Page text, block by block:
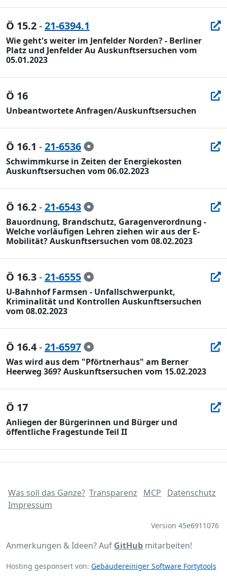
Ö 15.2-21-6394.1
Wie geht's weiter im Jenfelder Norden? - Berliner
Platz und Jenfelder Au Auskunftsersuchen vom
05.01.2023
Ö 16
Unbeantwortete Anfragen/Auskunftsersuchen
Ö 16.1 -21-6536
Schwimmkurse in Zeiten der Energiekosten
Auskunftsersuchen vom 06.02.2023
Ö 16.2-21-6543
Bauordnung, Brandschutz, Garagenverordnung -
Welche vorläufigen Lehren ziehen wir aus der E-
Mobilität? Auskunftsersuchen vom 08.02.2023
Ö 16.3-21-6555
U-Bahnhof Farmsen - Unfallschwerpunkt,
Kriminalität und Kontrollen Auskunftsersuchen
vom 08.02.2023
Ö 16.4-21-6597
Was wird aus dem "Pförtnerhaus" am Berner
Heerweg 369? Auskunftsersuchen vom 15.02.2023
Ö 17
Anliegen der Bürgerinnen und Bürger und
öffentliche Fragestunde Teil II
Was soll das Ganze? Transparenz MCP
Datenschutz
Impressum
Version 45e6911076
Anmerkungen & Ideen? Auf GitHub mitarbeiten!
Hosting gesponsert von: Gebäudereiniger Software Fortytools